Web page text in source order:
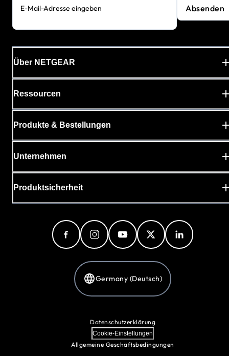
E-Mail-Adresse eingeben Absenden
Über NETGEAR
Ressourcen
Produkte & Bestellungen
Unternehmen
Produktsicherheit
Germany (Deutsch)
Datenschutzerklärung
Cookie-Einstellungen
Allgemeine Geschäftsbedingungen